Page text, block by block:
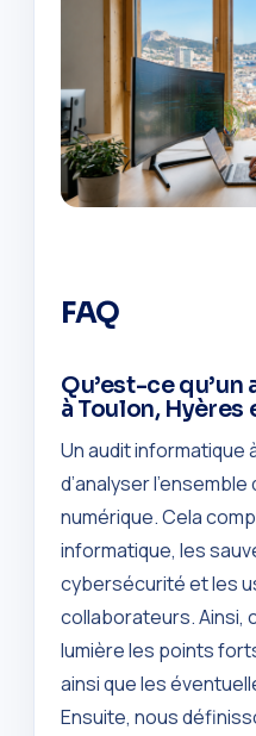
FAQ
Qu’est-ce
à Toulon, Hyères
Un audit informatique
d’analyser
numérique. Cela
informatique, les
cybersécurité et les
collaborateurs. Ainsi,
lumière les points
ainsi que les
Ensuite, nous